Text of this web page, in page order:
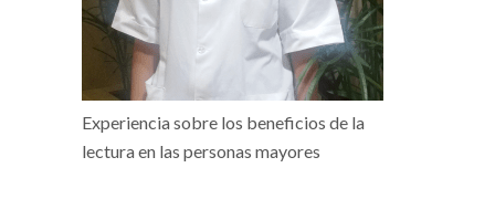
Experiencia sobre los beneficios de la
lectura en las personas mayores